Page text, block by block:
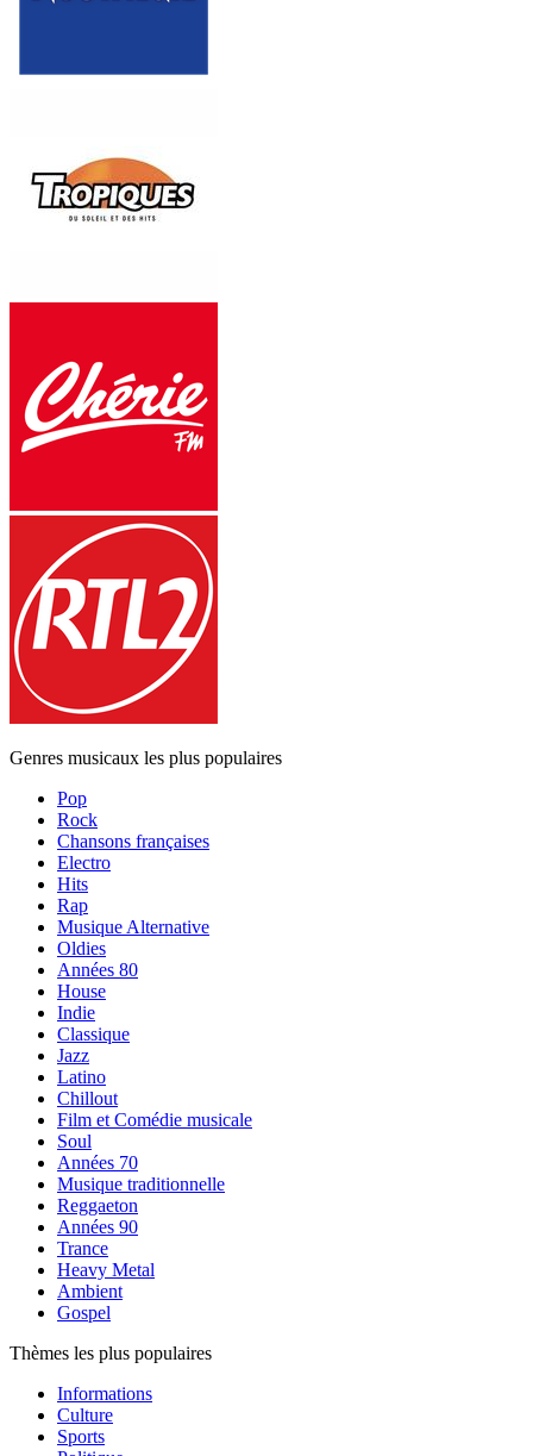
Genres musicaux les plus populaires
Pop
Rock
Chansons françaises
Electro
Hits
Rap
Musique Alternative
Oldies
Années 80
House
Indie
Classique
Jazz
Latino
Chillout
Film et Comédie musicale
Soul
Années 70
Musique traditionnelle
Reggaeton
Années 90
Trance
Heavy Metal
Ambient
Gospel
Thèmes les plus populaires
Informations
Culture
Sports